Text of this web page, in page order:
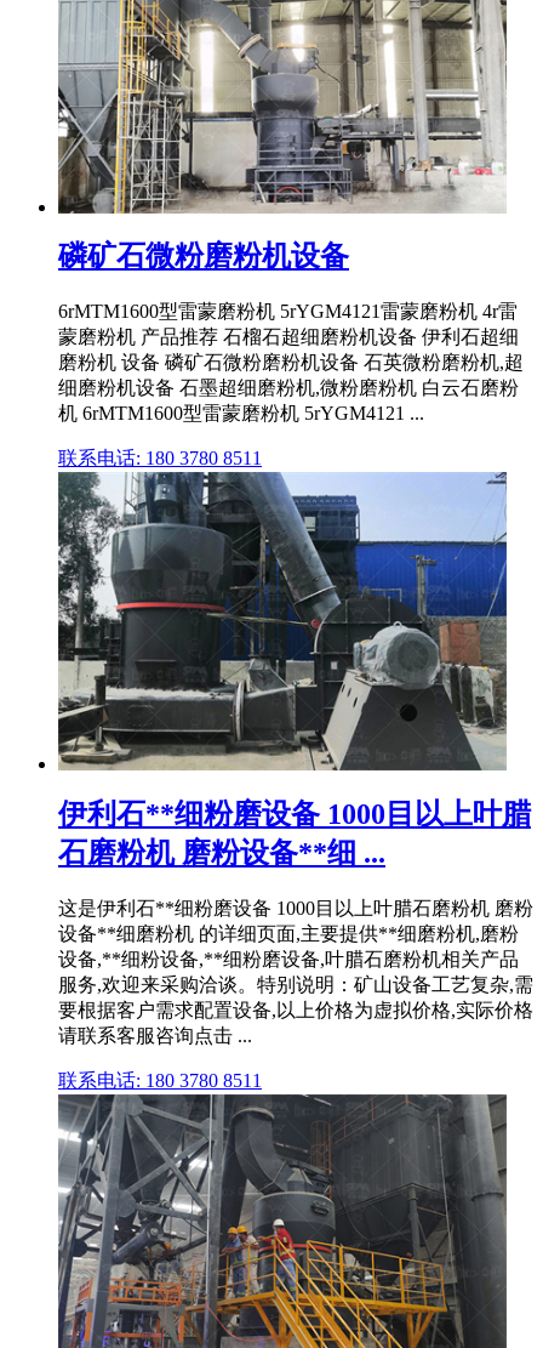
磷矿石微粉磨粉机设备
6rMTM1600型雷蒙磨粉机 5rYGM4121雷蒙磨粉机 4r雷
蒙磨粉机 产品推荐 石榴石超细磨粉机设备 伊利石超细
磨粉机 设备 磷矿石微粉磨粉机设备 石英微粉磨粉机,超
细磨粉机设备 石墨超细磨粉机,微粉磨粉机 白云石磨粉
机 6rMTM1600型雷蒙磨粉机 5rYGM4121 ...
联系电话: 180 3780 8511
伊利石**细粉磨设备 1000目以上叶腊
石磨粉机 磨粉设备**细 ...
这是伊利石**细粉磨设备 1000目以上叶腊石磨粉机 磨粉
设备**细磨粉机 的详细页面,主要提供**细磨粉机,磨粉
设备,**细粉设备,**细粉磨设备,叶腊石磨粉机相关产品
服务,欢迎来采购洽谈。特别说明：矿山设备工艺复杂,需
要根据客户需求配置设备,以上价格为虚拟价格,实际价格
请联系客服咨询点击 ...
联系电话: 180 3780 8511